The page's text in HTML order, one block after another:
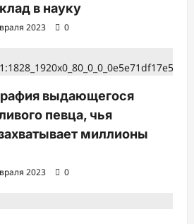
в науку
2023 0
выдающегося
певца, чья
миллионы
2023
0